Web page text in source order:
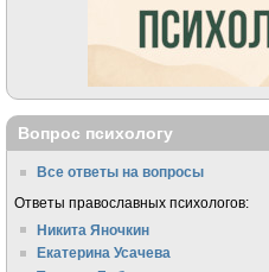
Вопрос психологу
Все ответы на вопросы
Ответы православных психологов:
Никита Яночкин
Екатерина Усачева